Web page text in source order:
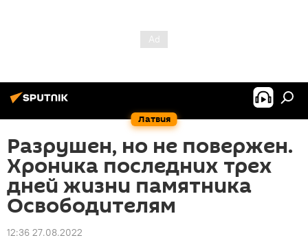
Латвия
Разрушен, но не повержен.
Хроника последних трех
дней жизни памятника
Освободителям
12:36 27.08.2022